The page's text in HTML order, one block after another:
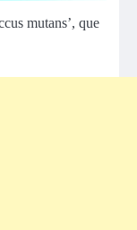
mutans’, que